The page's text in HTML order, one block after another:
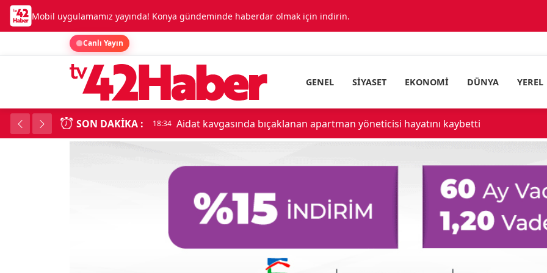
Mobil uygulamamız yayında! Konya gündeminde haberdar olmak için indirin.
Canlı Yayın
GENEL SIYASET EKONOMI DÜNYA YEREL
SON DAKIKA : 18:34 Aidat kavgasında bıçaklanan apartman yöneticisi hayatını kaybetti